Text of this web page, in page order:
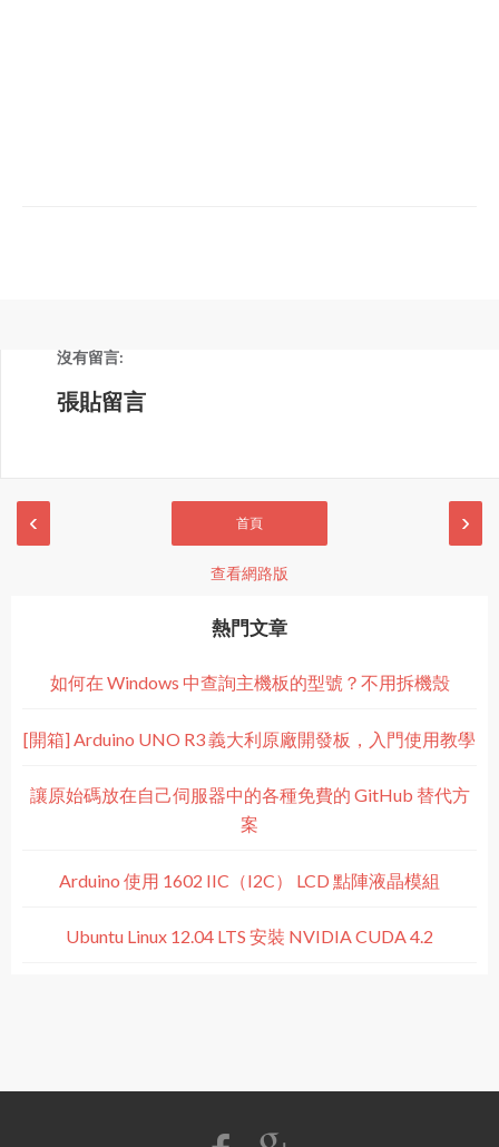
沒有留言:
張貼留言
‹ ›
首頁
查看網路版
熱門文章
如何在 Windows 中查詢主機板的型號？不用拆機殼
[開箱] Arduino UNO R3 義大利原廠開發板，入門使用教學
讓原始碼放在自己伺服器中的各種免費的 GitHub 替代方
案
Arduino 使用 1602 IIC（I2C） LCD 點陣液晶模組
Ubuntu Linux 12.04 LTS 安裝 NVIDIA CUDA 4.2